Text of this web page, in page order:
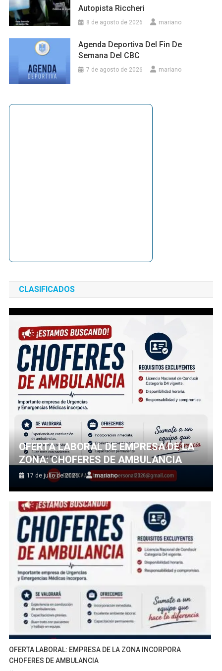
Autopista Riccheri
8 de agosto de 2026 mariano
Agenda Deportiva Del Fin De
Semana Del CBC
7 de agosto de 2026 mariano
CLASIFICADOS
OFERTA LABORAL DE EMPRESA DE LA
ZONA: CHOFERES DE AMBULANCIA
17 de julio de 2026 mariano
OFERTA LABORAL: EMPRESA DE LA ZONA INCORPORA
CHOFERES DE AMBULANCIA